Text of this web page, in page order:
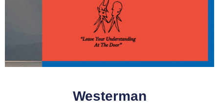
Westerman